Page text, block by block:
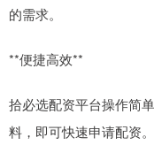
的需求。
**便捷高效**
拾必选配资平台操作简
料，即可快速申请配资